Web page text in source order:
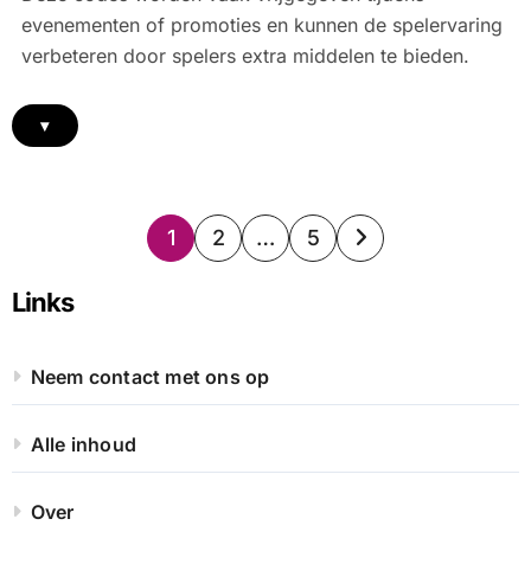
evenementen of promoties en kunnen de spelervaring
verbeteren door spelers extra middelen te bieden.
▾
Posts
1 2 … 5
Links
Neem contact met ons op
Alle inhoud
Over